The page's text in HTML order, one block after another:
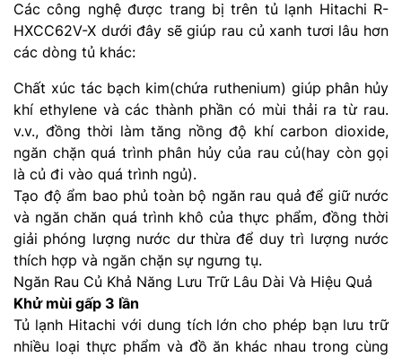
Các công nghệ được trang bị trên tủ lạnh Hitachi R-
HXCC62V-X dưới đây sẽ giúp rau củ xanh tươi lâu hơn
các dòng tủ khác:
Chất xúc tác bạch kim(chứa ruthenium) giúp phân hủy
khí ethylene và các thành phần có mùi thải ra từ rau.
v.v., đồng thời làm tăng nồng độ khí carbon dioxide,
ngăn chặn quá trình phân hủy của rau củ(hay còn gọi
là củ đi vào quá trình ngủ).
Tạo độ ẩm bao phủ toàn bộ ngăn rau quả để giữ nước
và ngăn chăn quá trình khô của thực phẩm, đồng thời
giải phóng lượng nước dư thừa để duy trì lượng nước
thích hợp và ngăn chặn sự ngưng tụ.
Ngăn Rau Củ Khả Năng Lưu Trữ Lâu Dài Và Hiệu Quả
Khử mùi gấp 3 lần
Tủ lạnh Hitachi với dung tích lớn cho phép bạn lưu trữ
nhiều loại thực phẩm và đồ ăn khác nhau trong cùng